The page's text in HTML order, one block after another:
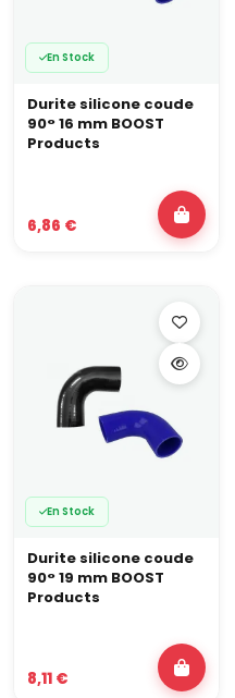
En Stock
Durite silicone coude
90° 16 mm BOOST
Products
6,86 €
En Stock
Durite silicone coude
90° 19 mm BOOST
Products
8,11 €